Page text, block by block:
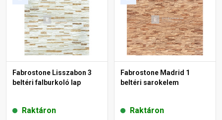
Fabrostone Lisszabon 3
beltéri falburkoló lap
Raktáron
Fabrostone Madrid 1
beltéri sarokelem
Raktáron